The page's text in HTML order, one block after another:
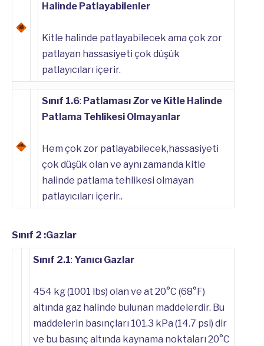
Halinde Patlayabilenler
Kitle halinde patlayabilecek ama çok zor
patlayan hassasiyeti çok düşük
patlayıcıları içerir.
Sınıf 1.6: Patlaması Zor ve Kitle Halinde
Patlama Tehlikesi Olmayanlar
Hem çok zor patlayabilecek,hassasiyeti
çok düşük olan ve aynı zamanda kitle
halinde patlama tehlikesi olmayan
patlayıcıları içerir..
Sınıf 2 :Gazlar
Sınıf 2.1: Yanıcı Gazlar
454 kg (1001 lbs) olan ve at 20°C (68°F)
altında gaz halinde bulunan maddelerdir. Bu
maddelerin basınçları 101.3 kPa (14.7 psi) dir
ve bu basınç altında kaynama noktaları 20°C